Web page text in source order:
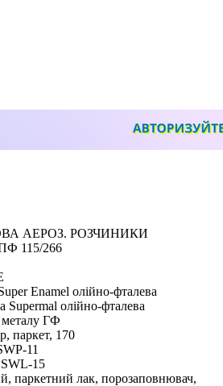
АЕРОЗ. РОЗЧИНИКИ
115/266
Enamel олійно-фталева
Supermal олійно-фталева
ГФ
паркет, 170
11
15
паркетний лак, порозаповнювач,